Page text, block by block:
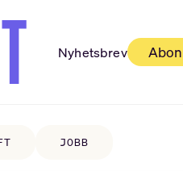
Nyhetsbrev
JOBB